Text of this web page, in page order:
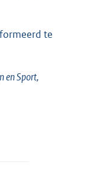
te
en Sport,